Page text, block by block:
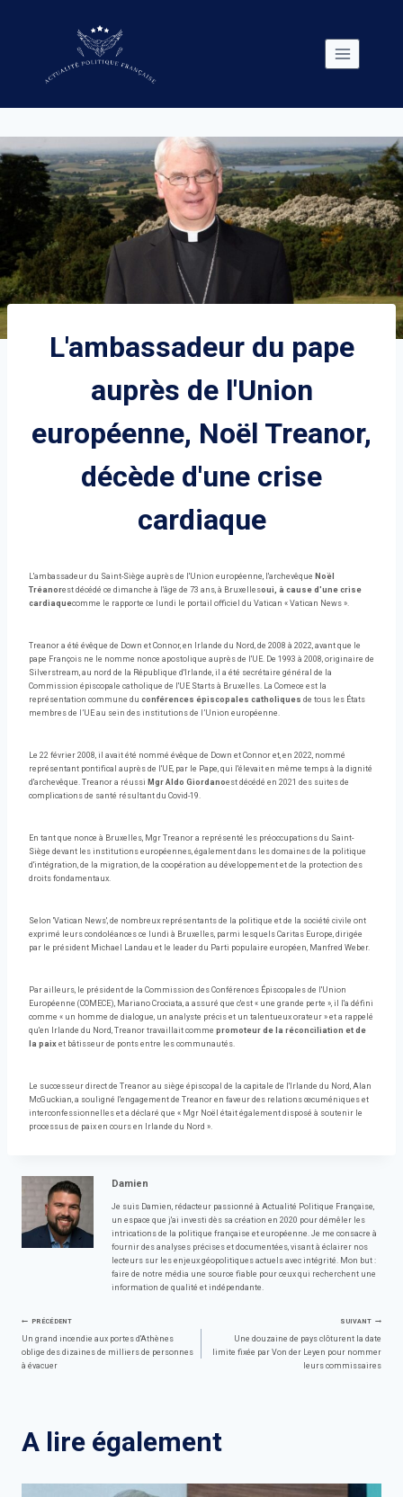
L'ambassadeur du pape
auprès de l'Union
européenne, Noël Treanor,
décède d'une crise
cardiaque
L'ambassadeur du Saint-Siège auprès de l'Union européenne, l'archevêque Noël
Tréanorest décédé ce dimanche à l'âge de 73 ans, à Bruxellesoui, à cause d'une crise
cardiaquecomme le rapporte ce lundi le portail officiel du Vatican « Vatican News ».
Treanor a été évêque de Down et Connor, en Irlande du Nord, de 2008 à 2022, avant que le
pape François ne le nomme nonce apostolique auprès de l'UE. De 1993 à 2008, originaire de
Silverstream, au nord de la République d'Irlande, il a été secrétaire général de la
Commission épiscopale catholique de l'UE Starts à Bruxelles. La Comece est la
représentation commune du conférences épiscopales catholiques de tous les États
membres de l’UE au sein des institutions de l’Union européenne.
Le 22 février 2008, il avait été nommé évêque de Down et Connor et, en 2022, nommé
représentant pontifical auprès de l'UE, par le Pape, qui l'élevait en même temps à la dignité
d'archevêque. Treanor a réussi Mgr Aldo Giordanoest décédé en 2021 des suites de
complications de santé résultant du Covid-19.
En tant que nonce à Bruxelles, Mgr Treanor a représenté les préoccupations du Saint-
Siège devant les institutions européennes, également dans les domaines de la politique
d'intégration, de la migration, de la coopération au développement et de la protection des
droits fondamentaux.
Selon 'Vatican News', de nombreux représentants de la politique et de la société civile ont
exprimé leurs condoléances ce lundi à Bruxelles, parmi lesquels Caritas Europe, dirigée
par le président Michael Landau et le leader du Parti populaire européen, Manfred Weber.
Par ailleurs, le président de la Commission des Conférences Épiscopales de l'Union
Européenne (COMECE), Mariano Crociata, a assuré que c'est « une grande perte », il l'a défini
comme « un homme de dialogue, un analyste précis et un talentueux orateur » et a rappelé
qu'en Irlande du Nord, Treanor travaillait comme promoteur de la réconciliation et de
la paix et bâtisseur de ponts entre les communautés.
Le successeur direct de Treanor au siège épiscopal de la capitale de l'Irlande du Nord, Alan
McGuckian, a souligné l'engagement de Treanor en faveur des relations œcuméniques et
interconfessionnelles et a déclaré que « Mgr Noël était également disposé à soutenir le
processus de paix en cours en Irlande du Nord ».
Damien
Je suis Damien, rédacteur passionné à Actualité Politique Française,
un espace que j'ai investi dès sa création en 2020 pour démêler les
intrications de la politique française et européenne. Je me consacre à
fournir des analyses précises et documentées, visant à éclairer nos
lecteurs sur les enjeux géopolitiques actuels avec intégrité. Mon but :
faire de notre média une source fiable pour ceux qui recherchent une
information de qualité et indépendante.
Navigation
de
PRÉCÉDENT
Un grand incendie aux portes d'Athènes
oblige des dizaines de milliers de personnes
à évacuer
SUIVANT
Une douzaine de pays clôturent la date
limite fixée par Von der Leyen pour nommer
leurs commissaires
A lire également